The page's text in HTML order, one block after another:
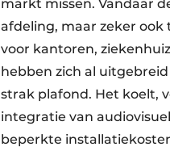
markt missen. Vandaar
afdeling, maar zeker
voor kantoren,
hebben zich al
strak plafond. Het koelt,
integratie van
beperkte